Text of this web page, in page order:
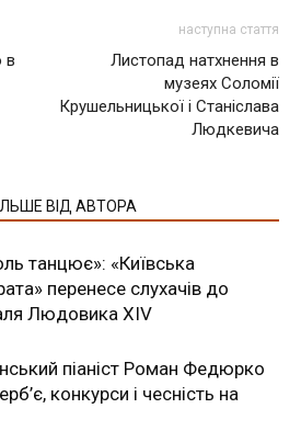
в
наступна стаття
Листопад натхнення в
музеях Соломії
Крушельницької і Станіслава
Людкевича
ВІД АВТОРА
танцює»: «Київська
перенесе слухачів до
Людовика XIV
піаніст Роман Федюрко
конкурси і чесність на